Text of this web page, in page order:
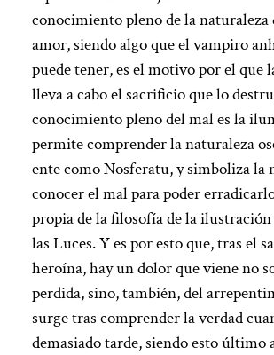
conocimiento pleno de la naturaleza
amor, siendo algo que el vampiro
puede tener, es el motivo por el que
lleva a cabo el sacrificio que lo
conocimiento pleno del mal es la
permite comprender la naturaleza
ente como Nosferatu, y simboliza la
conocer el mal para poder
propia de la filosofía de la ilustración
las Luces. Y es por esto que, tras el
heroína, hay un dolor que viene no
perdida, sino, también, del
surge tras comprender la verdad
demasiado tarde, siendo esto último